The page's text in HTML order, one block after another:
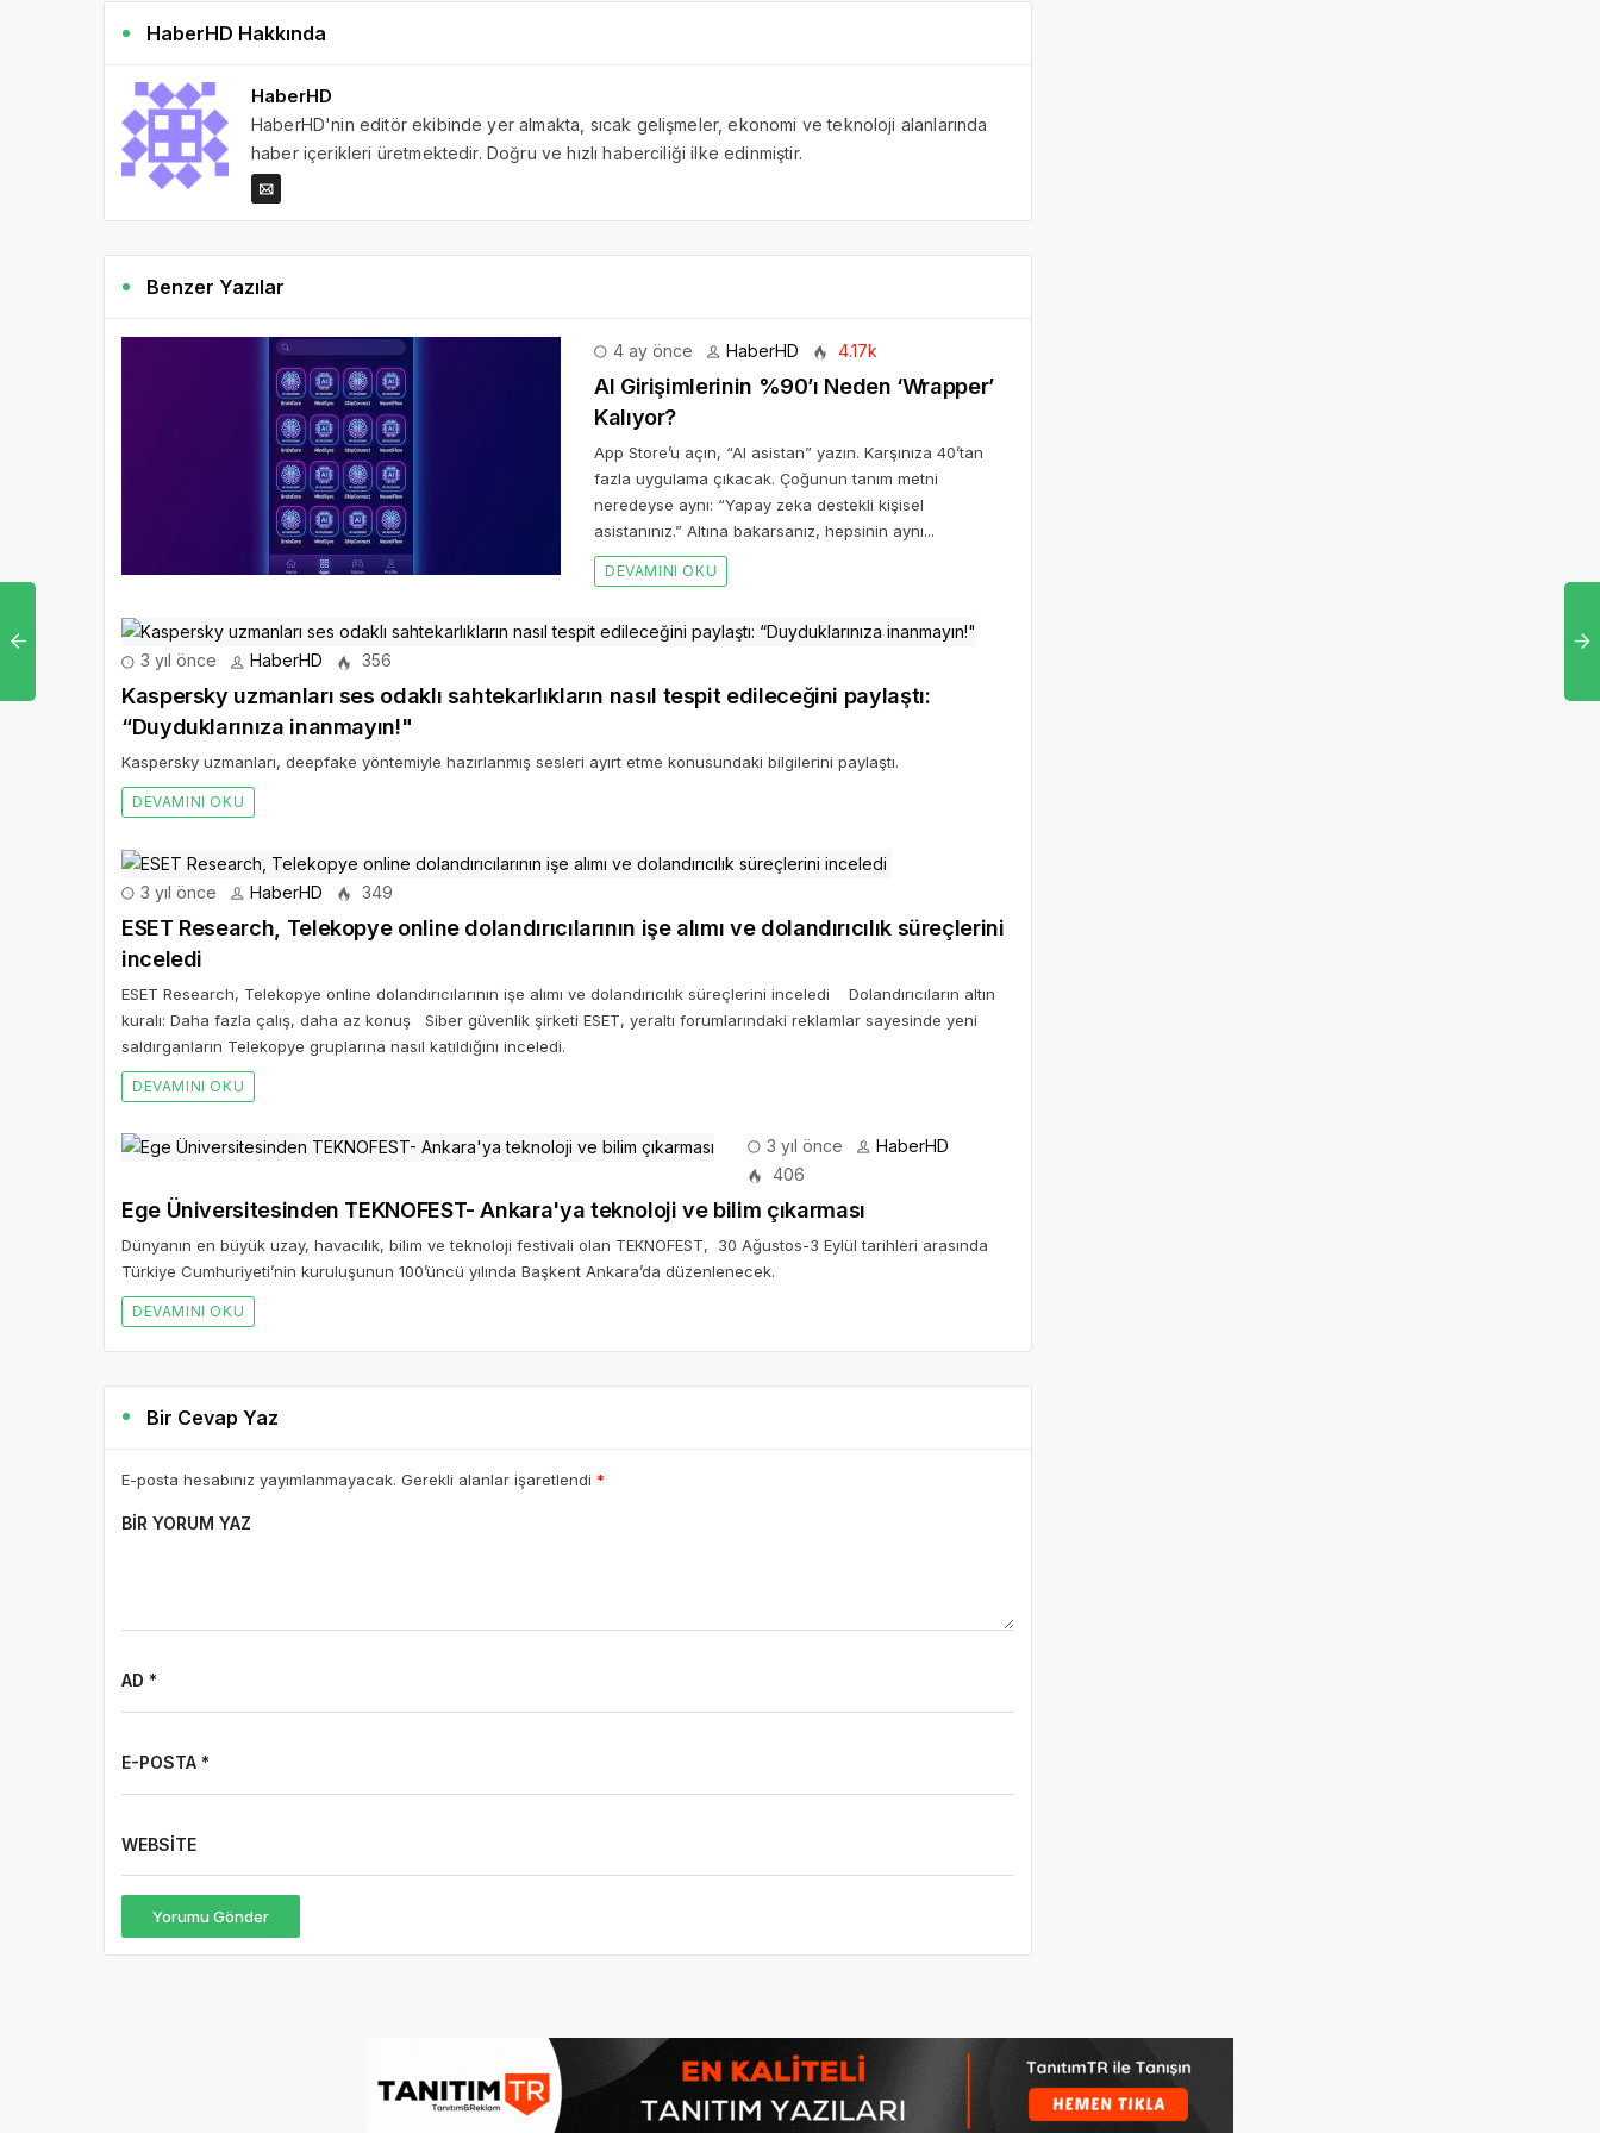
HaberHD Hakkında
HaberHD
HaberHD'nin editör ekibinde yer almakta, sıcak gelişmeler, ekonomi ve teknoloji alanlarında
haber içerikleri üretmektedir. Doğru ve hızlı haberciliği ilke edinmiştir.
Benzer Yazılar
4 ay önce HaberHD 4.17k
AI Girişimlerinin %90’ı Neden ‘Wrapper’
Kalıyor?
App Store’u açın, “AI asistan” yazın. Karşınıza 40’tan
fazla uygulama çıkacak. Çoğunun tanım metni
neredeyse aynı: “Yapay zeka destekli kişisel
asistanınız.” Altına bakarsanız, hepsinin aynı...
DEVAMINI OKU
3 yıl önce HaberHD 356
Kaspersky uzmanları ses odaklı sahtekarlıkların nasıl tespit edileceğini paylaştı:
“Duyduklarınıza inanmayın!"
Kaspersky uzmanları, deepfake yöntemiyle hazırlanmış sesleri ayırt etme konusundaki bilgilerini paylaştı.
DEVAMINI OKU
3 yıl önce HaberHD 349
ESET Research, Telekopye online dolandırıcılarının işe alımı ve dolandırıcılık süreçlerini
inceledi
ESET Research, Telekopye online dolandırıcılarının işe alımı ve dolandırıcılık süreçlerini inceledi Dolandırıcıların altın
kuralı: Daha fazla çalış, daha az konuş Siber güvenlik şirketi ESET, yeraltı forumlarındaki reklamlar sayesinde yeni
saldırganların Telekopye gruplarına nasıl katıldığını inceledi.
DEVAMINI OKU
3 yıl önce
HaberHD
406
Ege Üniversitesinden TEKNOFEST- Ankara'ya teknoloji ve bilim çıkarması
Dünyanın en büyük uzay, havacılık, bilim ve teknoloji festivali olan TEKNOFEST, 30 Ağustos-3 Eylül tarihleri arasında
Türkiye Cumhuriyeti’nin kuruluşunun 100’üncü yılında Başkent Ankara’da düzenlenecek.
DEVAMINI OKU
Bir Cevap Yaz
E-posta hesabınız yayımlanmayacak. Gerekli alanlar işaretlendi *
BIR YORUM YAZ
AD *
E-POSTA *
WEBSITE
Yorumu Gönder